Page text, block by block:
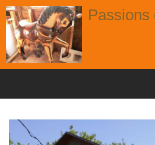
Passions
nouvelle arrivage aout